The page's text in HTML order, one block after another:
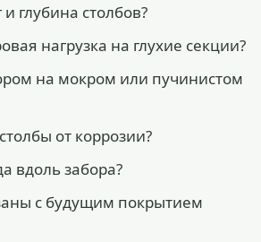
глубина столбов?
нагрузка на глухие секции?
на мокром или пучинистом
от коррозии?
вдоль забора?
с будущим покрытием